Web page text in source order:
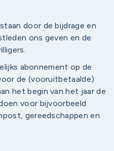
door de bijdrage en
ons geven en de
abonnement op de
de (vooruitbetaalde)
het begin van het jaar de
voor bijvoorbeeld
gereedschappen en